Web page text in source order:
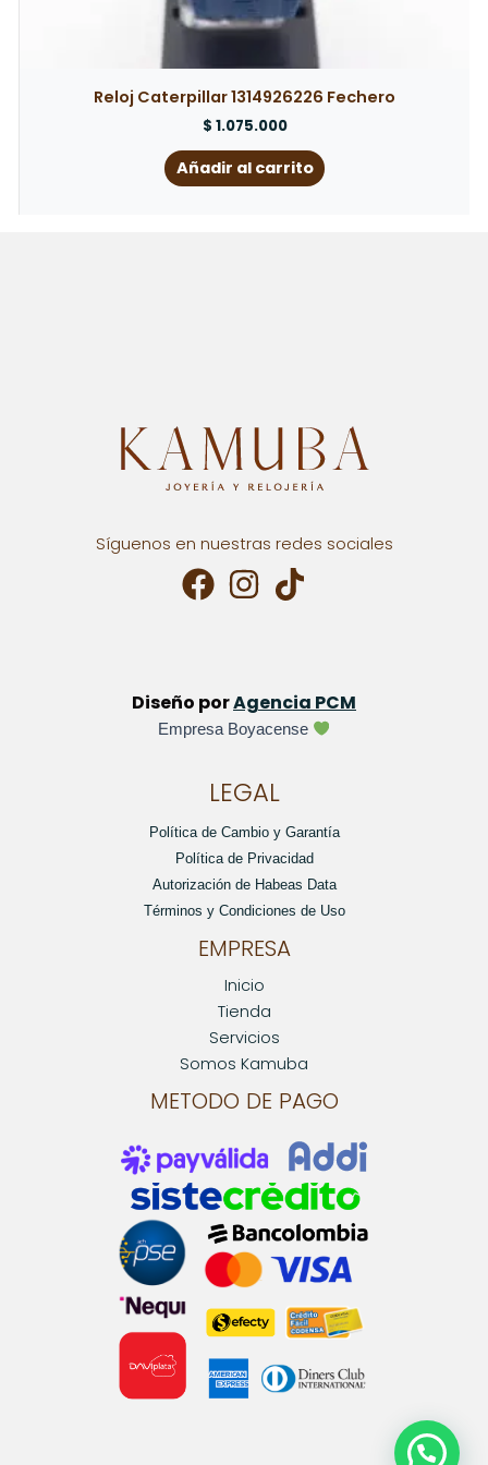
Reloj Caterpillar 1314926226 Fechero
$ 1.075.000
Añadir al carrito
Síguenos en nuestras redes sociales
Diseño porAgencia PCM
Empresa Boyacense
LEGAL
Política de Cambio y Garantía
Política de Privacidad
Autorización de Habeas Data
Términos y Condiciones de Uso
EMPRESA
Inicio
Tienda
Servicios
Somos Kamuba
METODO DE PAGO